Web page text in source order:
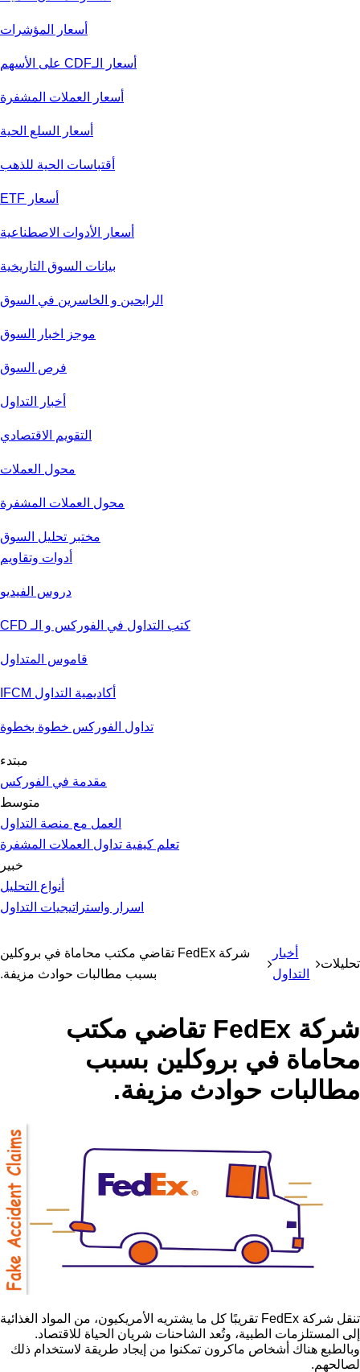
أسعار المؤشرات
أسعار الـCDF على الأسهم
أسعار العملات المشفرة
أسعار السلع الحية
أقتباسات الحية للذهب
أسعار ETF
أسعار الأدوات الاصطناعية
بيانات السوق التاريخية
الرابحين و الخاسرين في السوق
موجز اخبار السوق
فرص السوق
أخبار التداول
التقويم الاقتصادي
محول العملات
محول العملات المشفرة
مختبر تحليل السوق
أدوات وتقاويم
دروس الفيديو
كتب التداول في الفوركس و الـ CFD
قاموس المتداول
أكاديمية التداول IFCM
تداول الفوركس خطوة بخطوة
مبتدء
مقدمة في الفوركس
متوسط
العمل مع منصة التداول
تعلم كيفية تداول العملات المشفرة
خبير
أنواع التحليل
اسرار واستراتيجيات التداول
تحليلات
أخبار
التداول
شركة FedEx تقاضي مكتب محاماة في بروكلين
بسبب مطالبات حوادث مزيفة.
شركة FedEx تقاضي مكتب
محاماة في بروكلين بسبب
مطالبات حوادث مزيفة.
تنقل شركة FedEx تقريبًا كل ما يشتريه الأمريكيون، من المواد الغذائية
إلى المستلزمات الطبية، وتُعد الشاحنات شريان الحياة للاقتصاد.
وبالطبع هناك أشخاص ماكرون تمكنوا من إيجاد طريقة لاستخدام ذلك
لصالحهم.